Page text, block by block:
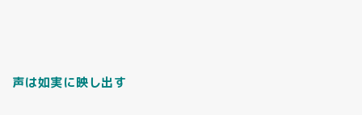
声は如実に映し出す